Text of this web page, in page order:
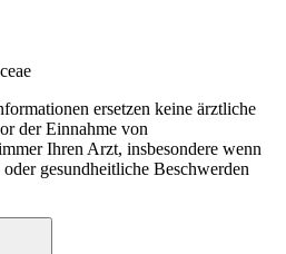
ersetzen keine ärztliche
der Einnahme von
Ihren Arzt, insbesondere wenn
gesundheitliche Beschwerden